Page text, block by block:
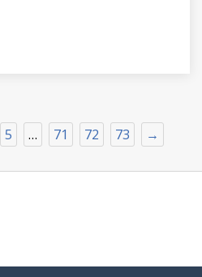
5 … 71 72 73 →